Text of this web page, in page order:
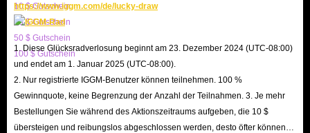
10 $ Gutschein
20 $ Gutschein
50 $ Gutschein
100 $ Gutschein
https://www.iggm.com/de/lucky-draw
1. Diese Glücksradverlosung beginnt am 23. Dezember 2024 (UTC-08:00)
und endet am 1. Januar 2025 (UTC-08:00).
2. Nur registrierte IGGM-Benutzer können teilnehmen. 100 %
Gewinnquote, keine Begrenzung der Anzahl der Teilnahmen. 3. Je mehr
Bestellungen Sie während des Aktionszeitraums aufgeben, die 10 $
übersteigen und reibungslos abgeschlossen werden, desto öfter können